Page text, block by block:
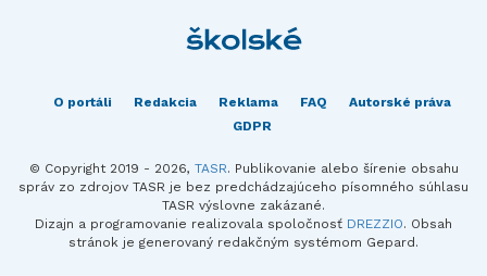
O portáli Redakcia Reklama FAQ
Autorské práva
GDPR
© Copyright 2019 - 2026, TASR. Publikovanie alebo šírenie obsahu
správ zo zdrojov TASR je bez predchádzajúceho písomného súhlasu
TASR výslovne zakázané.
Dizajn a programovanie realizovala spoločnosť DREZZIO. Obsah
stránok je generovaný redakčným systémom Gepard.